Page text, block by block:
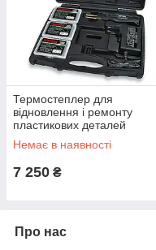
Термостеплер для
відновлення і ремонту
пластикових деталей
TOPTUL JGAI0102
Немає в наявності
7 250 ₴
Про нас